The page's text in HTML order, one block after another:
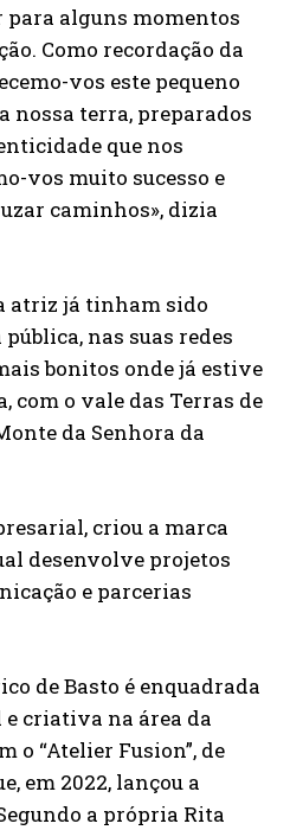
para alguns momentos
Como recordação da
vos este pequeno
nossa terra, preparados
que nos
vos muito sucesso e
caminhos», dizia
atriz já tinham sido
nas suas redes
bonitos onde já estive
com o vale das Terras de
da Senhora da
criou a marca
desenvolve projetos
e parcerias
de Basto é enquadrada
criativa na área da
o “Atelier Fusion”, de
em 2022, lançou a
a própria Rita